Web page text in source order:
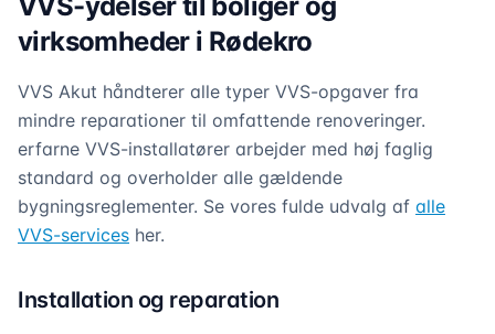
virksomheder i Rødekro
VVS Akut håndterer alle typer VVS-opgaver fra
mindre reparationer til omfattende renoveringer.
erfarne VVS-installatører arbejder med høj faglig
standard og overholder alle gældende
bygningsreglementer. Se vores fulde udvalg af alle
VVS-services her.
Installation og reparation